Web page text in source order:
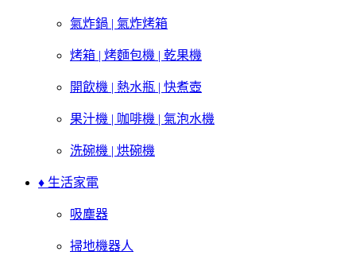
氣炸鍋 | 氣炸烤箱
烤箱 | 烤麵包機 | 乾果機
開飲機 | 熱水瓶 | 快煮壺
果汁機 | 咖啡機 | 氣泡水機
洗碗機 | 烘碗機
♦ 生活家電
吸塵器
掃地機器人